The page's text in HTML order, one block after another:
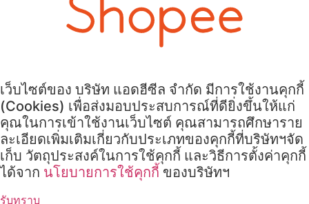
เว็บไซต์ของ บริษัท แอดฮีซีล จำกัด มีการใช้งานคุกกี้
(Cookies) เพื่อส่งมอบประสบการณ์ที่ดียิ่งขึ้นให้แก่
คุณในการเข้าใช้งานเว็บไซต์ คุณสามารถศึกษาราย
ละเอียดเพิ่มเติมเกี่ยวกับประเภทของคุกกี้ที่บริษัทฯจัด
เก็บ วัตถุประสงค์ในการใช้คุกกี้ และวิธีการตั้งค่าคุกกี้
ได้จาก นโยบายการใช้คุกกี้ ของบริษัทฯ
รับทราบ